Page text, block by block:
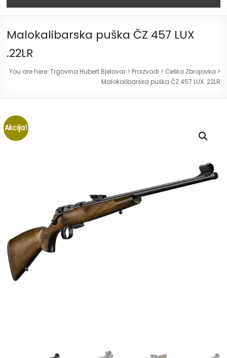
Malokalibarska puška ČZ 457 LUX
.22LR
You are here: Trgovina Hubert Bjelovar> Proizvodi > Češka Zbrojovka >
Malokalibarska puška ČZ 457 LUX .22LR
Akcija!